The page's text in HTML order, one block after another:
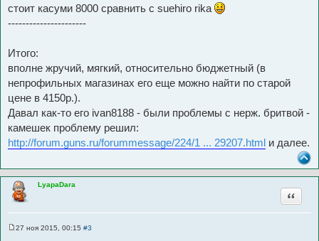
стоит касуми 8000 сравнить с suehiro rika
----------------------
Итого:
вполне жручий, мягкий, относительно бюджетный (в
непрофильных магазинах его еще можно найти по старой
цене в 4150р.).
Давал как-то его ivan8188 - были проблемы с нерж. бритвой -
камешек проблему решил:
http://forum.guns.ru/forummessage/224/1 ... 29207.html и далее.
LyapaDara
Цитата
27 ноя 2015, 00:15 #3